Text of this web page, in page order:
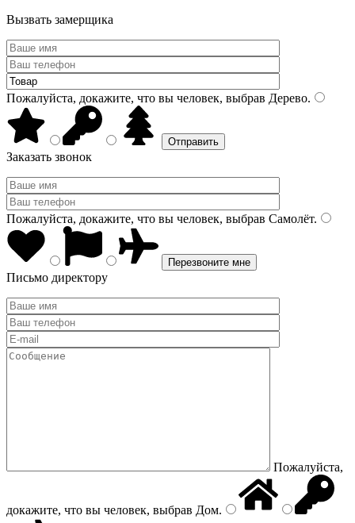
Вызвать замерщика
Пожалуйста, докажите, что вы человек, выбрав Дерево.
Заказать звонок
Пожалуйста, докажите, что вы человек, выбрав Самолёт.
Письмо директору
Пожалуйста,
докажите, что вы человек, выбрав Дом.